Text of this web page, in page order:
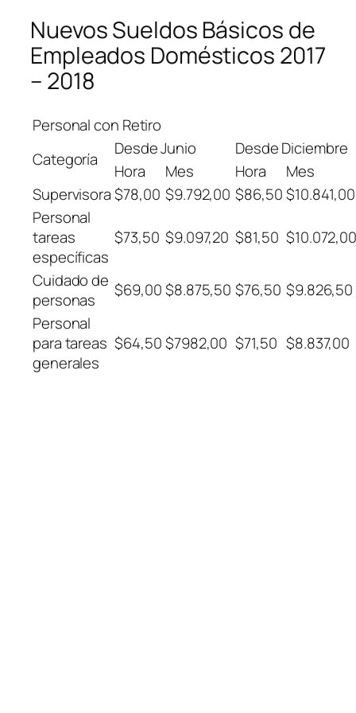
Nuevos Sueldos Básicos de
Empleados Domésticos 2017
– 2018
Personal con Retiro
Categoría
Desde Junio
Desde Diciembre
Hora
Mes Hora
Mes
Supervisora$78,00 $9.792,00 $86,50$10.841,00
Personal
tareas
específicas
$73,50 $9.097,20 $81,50 $10.072,00
Cuidado de
personas
$69,00$8.875,50 $76,50 $9.826,50
Personal
para tareas
generales
$64,50$7982,00 $71,50 $8.837,00